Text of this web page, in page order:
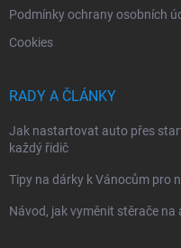
Podmínky ochrany osobních
Cookies
RADY A ČLÁNKY
Jak nastartovat auto přes
každý řidič
Tipy na dárky k Vánocům pro
Návod, jak vyměnit stěrače